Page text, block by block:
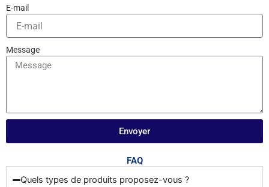
E-mail
Message
Envoyer
FAQ
Quels types de produits proposez-vous ?